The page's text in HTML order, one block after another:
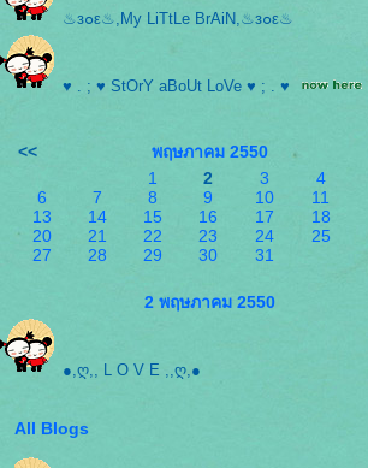
♨з๐ε♨,My LiTtLe BrAiN,♨з๐ε♨
♥ . ; ♥ StOrY aBoUt LoVe ♥ ; . ♥
<< พฤษภาคม 2550
1
2 3 4
6
7 8 9 10 11
13
14 15 16 17 18
20
21 22 23 24 25
27
28 29 30 31
2 พฤษภาคม 2550
●,ღ,, L O V E ,,ღ,●
All Blogs